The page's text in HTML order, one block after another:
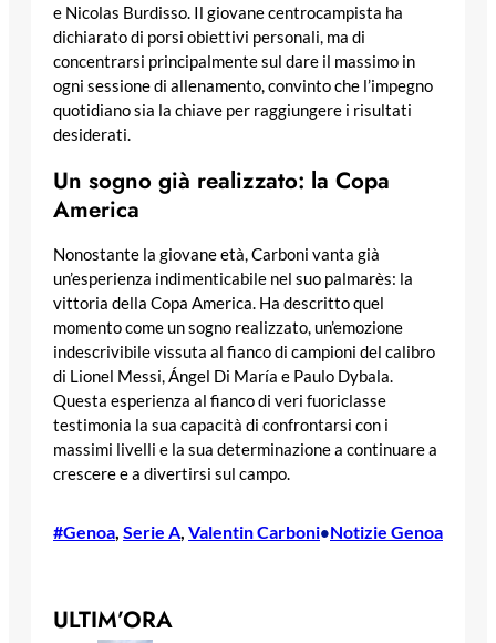
e Nicolas Burdisso. Il giovane centrocampista ha
dichiarato di porsi obiettivi personali, ma di
concentrarsi principalmente sul dare il massimo in
ogni sessione di allenamento, convinto che l’impegno
quotidiano sia la chiave per raggiungere i risultati
desiderati.
Un sogno già realizzato: la Copa
America
Nonostante la giovane età, Carboni vanta già
un’esperienza indimenticabile nel suo palmarès: la
vittoria della Copa America. Ha descritto quel
momento come un sogno realizzato, un’emozione
indescrivibile vissuta al fianco di campioni del calibro
di Lionel Messi, Ángel Di María e Paulo Dybala.
Questa esperienza al fianco di veri fuoriclasse
testimonia la sua capacità di confrontarsi con i
massimi livelli e la sua determinazione a continuare a
crescere e a divertirsi sul campo.
#Genoa Serie A Valentin Carboni•Notizie Genoa
ULTIM’ORA